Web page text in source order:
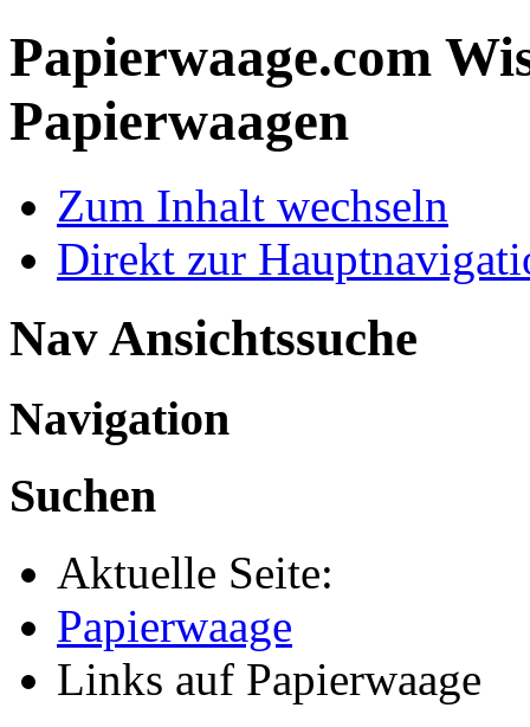
Papierwaage.com
Papierwaagen
Zum Inhalt wechseln
Direkt zur
Nav Ansichtssuche
Navigation
Suchen
Aktuelle Seite:
Papierwaage
Links auf Papierwaage